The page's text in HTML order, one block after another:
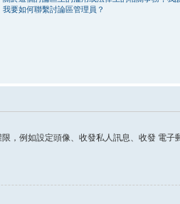
我要如何聯繫討論區管理員？
例如設定頭像、收發私人訊息、收發 電